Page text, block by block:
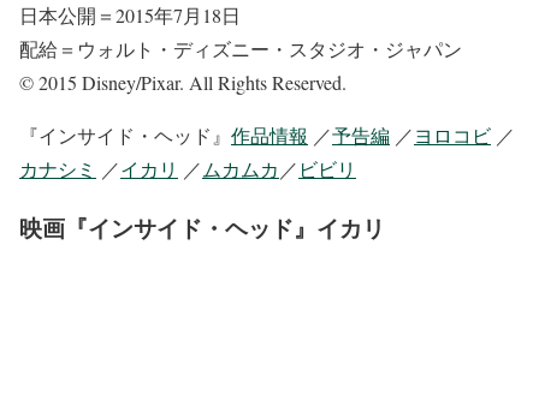
日本公開＝2015年7月18日
配給＝ウォルト・ディズニー・スタジオ・ジャパン
© 2015 Disney/Pixar. All Rights Reserved.
『インサイド・ヘッド』 作品情報 ／予告編 ／ヨロコビ ／
カナシミ
／イカリ ／ ムカムカ ／ ビビリ
映画『インサイド・ヘッド』イカリ